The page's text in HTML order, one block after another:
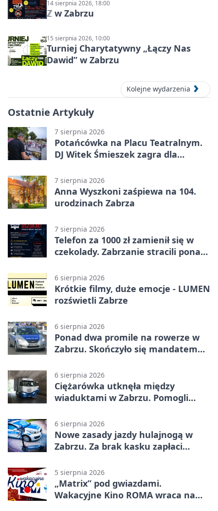
14 sierpnia 2026, 18:00
ℤ w Zabrzu
15 sierpnia 2026, 10:00
Turniej Charytatywny „Łączy Nas
Dawid” w Zabrzu
Kolejne wydarzenia
Ostatnie Artykuły
7 sierpnia 2026
Potańcówka na Placu Teatralnym.
DJ Witek Śmieszek zagra dla
7 sierpnia 2026
Anna Wyszkoni zaśpiewa na 104.
urodzinach Zabrza
7 sierpnia 2026
Telefon za 1000 zł zamienił się w
czekolady. Zabrzanie stracili ponad
6 sierpnia 2026
Krótkie filmy, duże emocje - LUMEN
rozświetli Zabrze
6 sierpnia 2026
Ponad dwa promile na rowerze w
Zabrzu. Skończyło się mandatem
6 sierpnia 2026
Ciężarówka utknęła między
wiaduktami w Zabrzu. Pomogli
6 sierpnia 2026
Nowe zasady jazdy hulajnogą w
Zabrzu. Za brak kasku zapłaci
5 sierpnia 2026
„Matrix” pod gwiazdami.
Wakacyjne Kino ROMA wraca na